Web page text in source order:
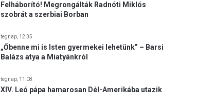
Felháborító! Megrongálták Radnóti Miklós
szobrát a szerbiai Borban
tegnap, 12:35
„Őbenne mi is Isten gyermekei lehetünk” – Barsi
Balázs atya a Miatyánkról
tegnap, 11:08
XIV. Leó pápa hamarosan Dél-Amerikába utazik